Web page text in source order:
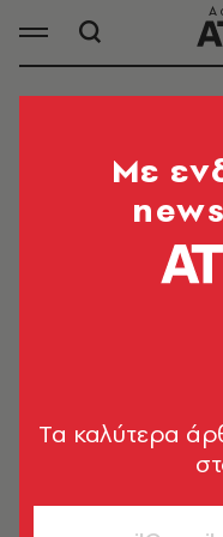
ΚΑΛΑΜΑΤΑ
ΟΛΑ ΤΑ
Mε
Tα καλύτερα